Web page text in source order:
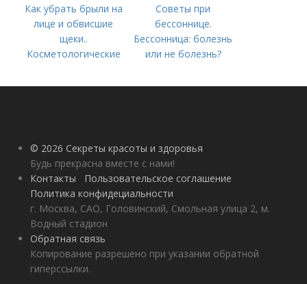
Как убрать брыли на
лице и обвисшие
щеки..
Косметологические
Советы при
бессоннице.
Бессонница: болезнь
или не болезнь?
© 2026 Секреты красоты и здоровья
Будь прекрасна вместе с нами!
Контакты
Пользовательское соглашение
Политика конфидециальности
г. Москва, САО, Головинский, Смольная улица 2, м.
Водный стадион
Обратная связь
Копирование разрешено при указании обратной
гиперссылки.